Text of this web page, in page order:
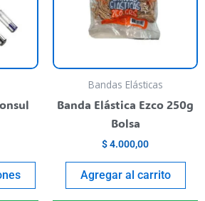
may
chosen
Bandas Elásticas
Banda Elástica Ezco 250g
Bolsa
$4.000,00
Agregar al carrito